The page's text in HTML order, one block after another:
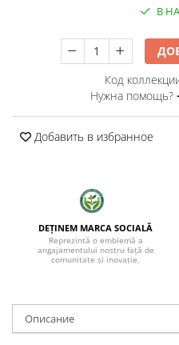
В
Код
Нужна помощь?
Добавить в избранное
DEȚINEM MARCA SOCIALĂ
Reprezintă o emblemă a
angajamentului nostru față de
comunitate și inovație.
Oписание